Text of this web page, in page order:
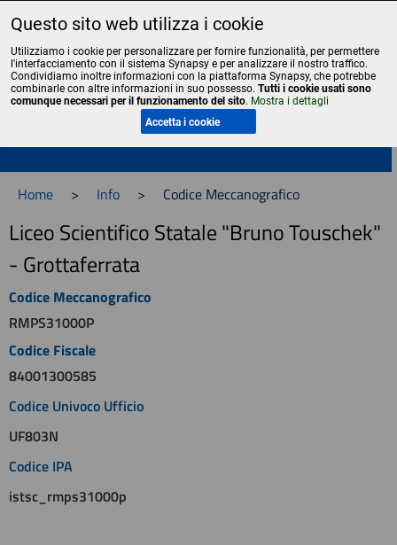
Liceo Scientifico Statale Bruno Touschek - Grottaferrata - Roma
Home > Info > Codice Meccanografico
Liceo Scientifico Statale "Bruno Touschek"
- Grottaferrata
Codice Meccanografico
RMPS31000P
Codice Fiscale
84001300585
Codice Univoco Ufficio
UF803N
Codice IPA
istsc_rmps31000p
Questo sito web utilizza i cookie
Utilizziamo i cookie per personalizzare per fornire funzionalità, per permettere
l'interfacciamento con il sistema Synapsy e per analizzare il nostro traffico.
Condividiamo inoltre informazioni con la piattaforma Synapsy, che potrebbe
combinarle con altre informazioni in suo possesso. Tutti i cookie usati sono
comunque necessari per il funzionamento del sito. Mostra i dettagli
Accetta i cookie